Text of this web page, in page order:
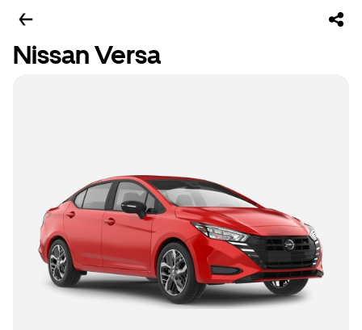
Nissan Versa